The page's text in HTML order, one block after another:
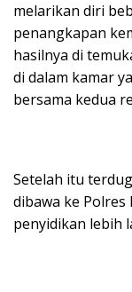
melarikan diri
penangkapan
hasilnya di
di dalam kamar
bersama kedua
Setelah itu
dibawa ke
penyidikan lebih